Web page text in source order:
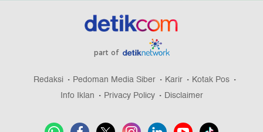
part of
Redaksi Pedoman Media Siber Karir
Kotak Pos
Info Iklan
Privacy Policy Disclaimer